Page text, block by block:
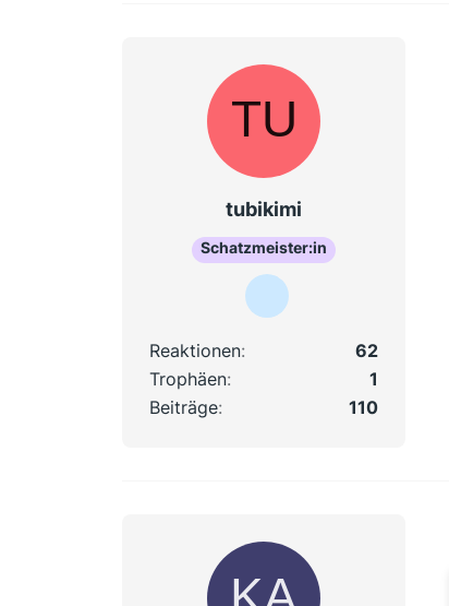
tubikimi
Schatzmeister:in
Reaktionen
62
Trophäen
1
Beiträge
110